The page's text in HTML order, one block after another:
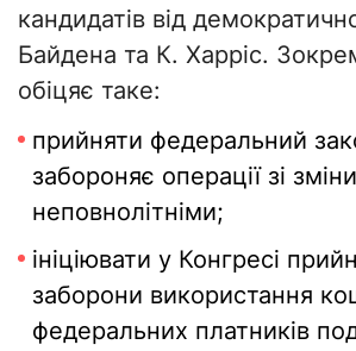
кандидатів від
Байдена та К. Харріс.
обіцяє таке:
прийняти федеральний
забороняє операції зі
неповнолітніми;
ініціювати у Конгресі
заборони використання
федеральних платників